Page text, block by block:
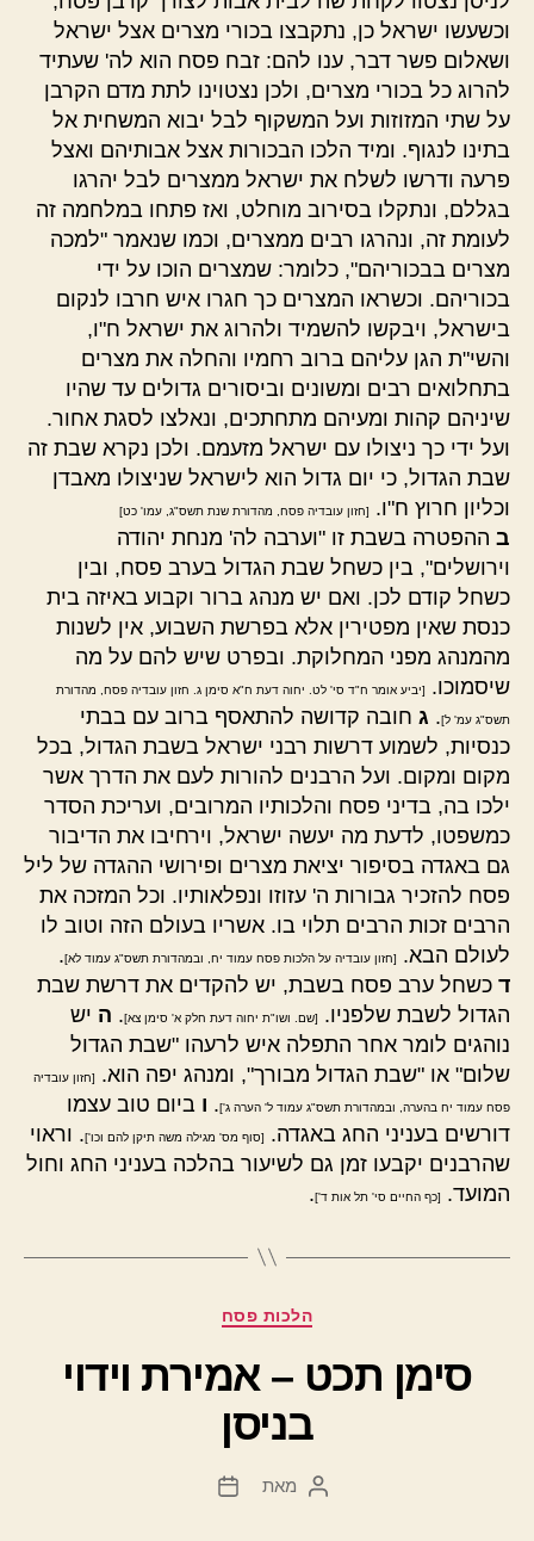
וכשעשו ישראל כן, נתקבצו בכורי מצרים אצל ישראל
ושאלום פשר דבר, ענו להם: זבח פסח הוא לה' שעתיד
להרוג כל בכורי מצרים, ולכן נצטוינו לתת מדם הקרבן
על שתי המזוזות ועל המשקוף לבל יבוא המשחית אל
בתינו לנגוף. ומיד הלכו הבכורות אצל אבותיהם ואצל
פרעה ודרשו לשלח את ישראל ממצרים לבל יהרגו
בגללם, ונתקלו בסירוב מוחלט, ואז פתחו במלחמה זה
לעומת זה, ונהרגו רבים ממצרים, וכמו שנאמר "למכה
מצרים בבכוריהם", כלומר: שמצרים הוכו על ידי
בכוריהם. וכשראו המצרים כך חגרו איש חרבו לנקום
בישראל, ויבקשו להשמיד ולהרוג את ישראל ח"ו,
והשי"ת הגן עליהם ברוב רחמיו והחלה את מצרים
בתחלואים רבים ומשונים וביסורים גדולים עד שהיו
שיניהם קהות ומעיהם מתחתכים, ונאלצו לסגת אחור.
ועל ידי כך ניצולו עם ישראל מזעמם. ולכן נקרא שבת זה
שבת הגדול, כי יום גדול הוא לישראל שניצולו מאבדן
וכליון חרוץ ח"ו.
[חזון עובדיה פסח, מהדורת שנת תשס"ג, עמו' כט]
ב ההפטרה בשבת זו "וערבה לה' מנחת יהודה
וירושלים", בין כשחל שבת הגדול בערב פסח, ובין
כשחל קודם לכן. ואם יש מנהג ברור וקבוע באיזה בית
כנסת שאין מפטירין אלא בפרשת השבוע, אין לשנות
מהמנהג מפני המחלוקת. ובפרט שיש להם על מה
שיסמוכו.
[יביע אומר ח"ד סי' לט. יחוה דעת ח"א סימן ג. חזון עובדיה פסח, מהדורת
תשס"ג עמ' ל]. ג חובה קדושה להתאסף ברוב עם בבתי
כנסיות, לשמוע דרשות רבני ישראל בשבת הגדול, בכל
מקום ומקום. ועל הרבנים להורות לעם את הדרך אשר
ילכו בה, בדיני פסח והלכותיו המרובים, ועריכת הסדר
כמשפטו, לדעת מה יעשה ישראל, וירחיבו את הדיבור
גם באגדה בסיפור יציאת מצרים ופירושי ההגדה של ליל
פסח להזכיר גבורות ה' עזוזו ונפלאותיו. וכל המזכה את
הרבים זכות הרבים תלוי בו. אשריו בעולם הזה וטוב לו
לעולם הבא.
[חזון עובדיה על הלכות פסח עמוד יח, ובמהדורת תשס"ג עמוד לא].
ד כשחל ערב פסח בשבת, יש להקדים את דרשת שבת
הגדול לשבת שלפניו.
[שם. ושו"ת יחוה דעת חלק א' סימן צא]. ה יש
נוהגים לומר אחר התפלה איש לרעהו "שבת הגדול
שלום" או "שבת הגדול מבורך", ומנהג יפה הוא.
[חזון עובדיה
פסח עמוד יח בהערה, ובמהדורת תשס"ג עמוד ל' הערה ג']. ו ביום טוב עצמו
דורשים בעניני החג באגדה.
[סוף מס' מגילה משה תיקן להם וכו']. וראוי
שהרבנים יקבעו זמן גם לשיעור בהלכה בעניני החג וחול
המועד.
[כף החיים סי' תל אות ד'].
קטגוריות
הלכות פסח
סימן תכט – אמירת וידוי
בניסן
המחבר
מאת
תאריך